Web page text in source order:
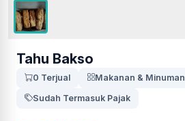
Tahu Bakso
0 Terjual
Makanan & Minuman
Sudah Termasuk Pajak